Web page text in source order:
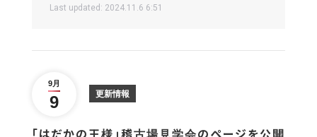
Last updated: 2024.11.6 6:51
9月
9 更新情報